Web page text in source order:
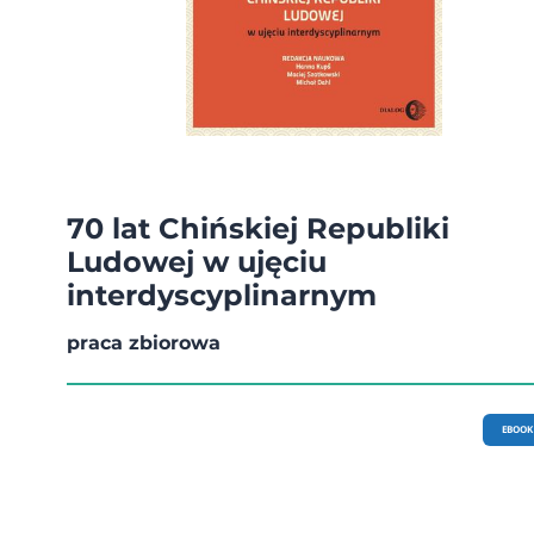
70 lat Chińskiej Republiki
Ludowej w ujęciu
interdyscyplinarnym
praca zbiorowa
EBOOK